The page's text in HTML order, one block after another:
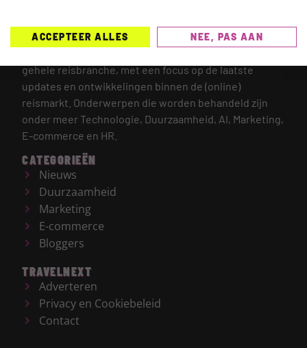
gehele reisbranche, met een focus op de laatste
updates en ontwikkelingen binnen de (online)
reismarkt. Onderwerpen die worden behandeld zijn
onder meer Technologie, Duurzaamheid, AI, Marketing,
E-commerce en HR.
CATEGORIEËN
Nieuws
Duurzaamheid
Marketing
E-commerce
Bloggers
TRAVELNEXT
Adverteren
Privacy en Cookiebeleid
Contact
ACCEPTEER ALLES NEE, PAS AAN